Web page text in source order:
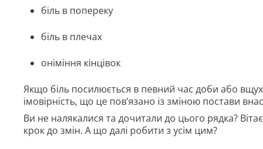
біль в попереку
біль в плечах
оніміння кінцівок
Якщо біль посилюється в певний час доби або
імовірність, що це пов’язано із зміною постави
Ви не налякалися та дочитали до цього рядка?
крок до змін. А що далі робити з усім цим?